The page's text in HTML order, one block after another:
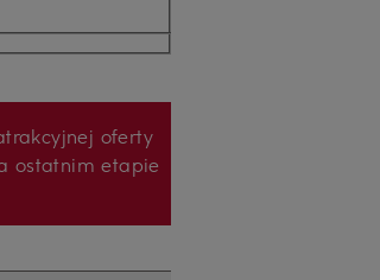
oferty
ostatnim etapie